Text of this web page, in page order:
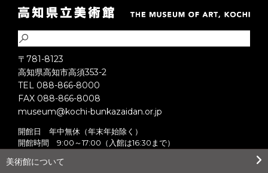
〒781-8123
高知県高知市高須353-2
TEL 088-866-8000
FAX 088-866-8008
museum@kochi-bunkazaidan.or.jp
開館日 年中無休（年末年始除く）
開館時間 9:00～17:00（入館は16:30まで）
美術館について